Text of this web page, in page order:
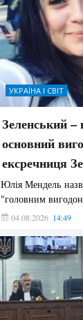
УКРАЇНА І СВІТ
Зеленський –
основний
ексречниця
Юлія Мендель
"головним
04.08.2026 14:49